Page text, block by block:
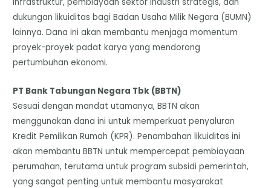
dukungan likuiditas bagi Badan Usaha Milik Negara (BUMN)
lainnya. Dana ini akan membantu menjaga momentum
proyek-proyek padat karya yang mendorong
pertumbuhan ekonomi.
​PT Bank Tabungan Negara Tbk (BBTN)
Sesuai dengan mandat utamanya, BBTN akan
menggunakan dana ini untuk memperkuat penyaluran
Kredit Pemilikan Rumah (KPR). Penambahan likuiditas ini
akan membantu BBTN untuk mempercepat pembiayaan
perumahan, terutama untuk program subsidi pemerintah,
yang sangat penting untuk membantu masyarakat